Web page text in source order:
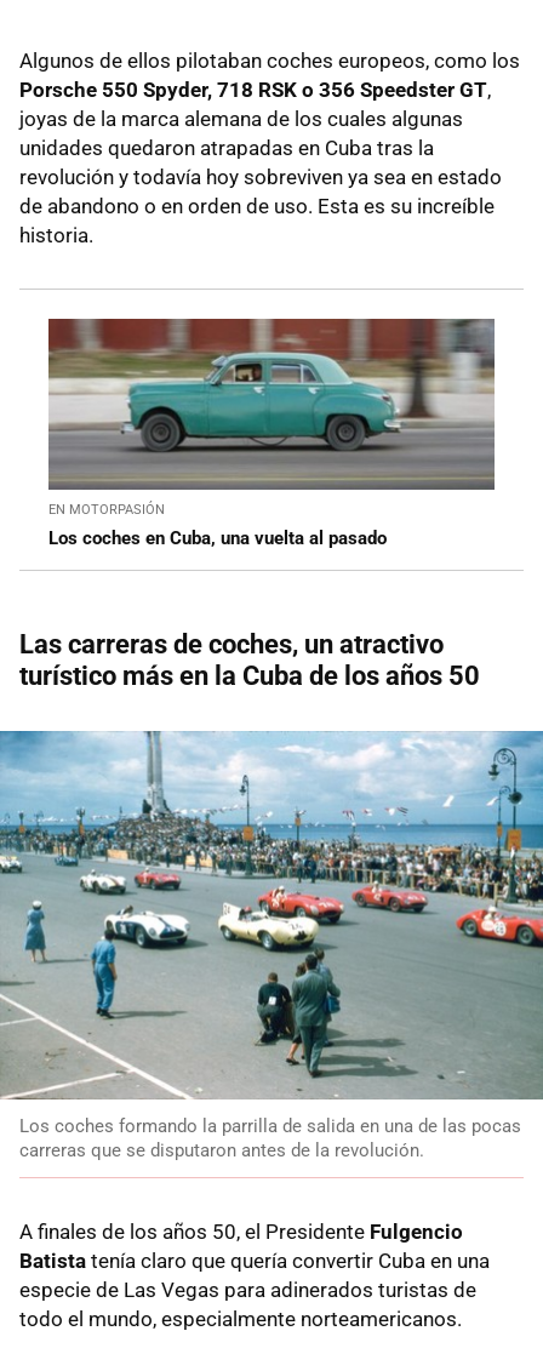
Algunos de ellos pilotaban coches europeos, como los
Porsche 550 Spyder, 718 RSK o 356 Speedster GT,
joyas de la marca alemana de los cuales algunas
unidades quedaron atrapadas en Cuba tras la
revolución y todavía hoy sobreviven ya sea en estado
de abandono o en orden de uso. Esta es su increíble
historia.
EN MOTORPASIÓN
Los coches en Cuba, una vuelta al pasado
Las carreras de coches, un atractivo
turístico más en la Cuba de los años 50
Los coches formando la parrilla de salida en una de las pocas
carreras que se disputaron antes de la revolución.
A finales de los años 50, el Presidente Fulgencio
Batista tenía claro que quería convertir Cuba en una
especie de Las Vegas para adinerados turistas de
todo el mundo, especialmente norteamericanos.